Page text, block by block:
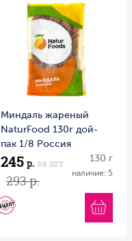
Миндаль жареный
NaturFood 130г дой-
пак 1/8 Россия
245 р. за шт
293 р.
130 г
наличие: 5